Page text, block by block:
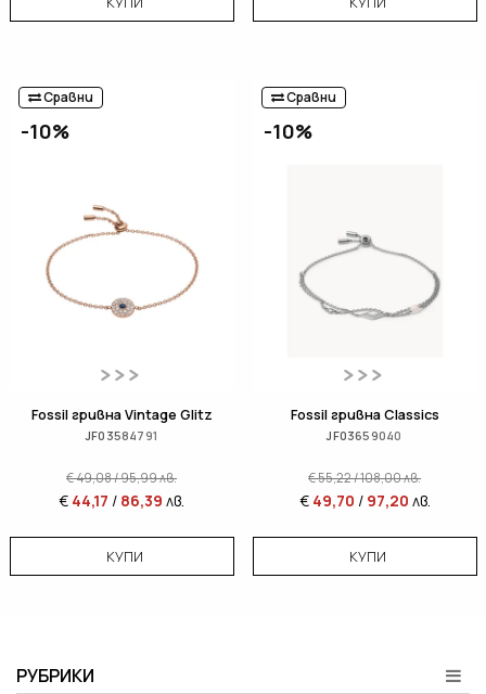
Сравни
-10%
Fossil гривна Vintage Glitz
JF03584791
€49,08/95,99лв.
€ 44,17 / 86,39 лв.
КУПИ
Сравни
-10%
Fossil гривна Classics
JF03659040
€55,22/108,00лв.
€ 49,70 / 97,20 лв.
КУПИ
РУБРИКИ